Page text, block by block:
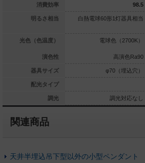
消費効率
明るさ相当
光色（色温度）
演色性
器具サイズ
配光タイプ
調光
95.3
形1灯器具相当
|電球色（270
φ70（埋込穴）
拡散タイプ
98.5
白熱電球60形1灯器具相当
電球色（2700K）
高演色Ra90
φ70（埋込穴）
調光対応なし
関連商品
天井半埋込吊下型以外の小型ペンダント